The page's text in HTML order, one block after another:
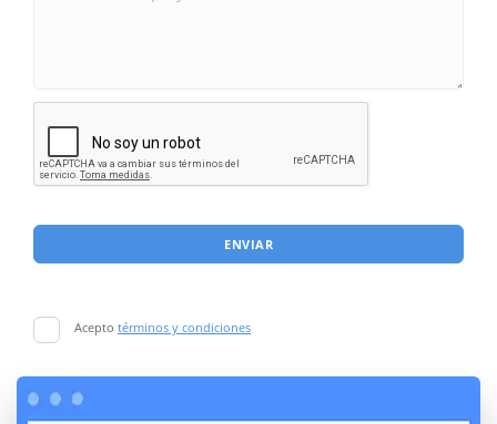
ENVIAR
Acepto términos y condiciones